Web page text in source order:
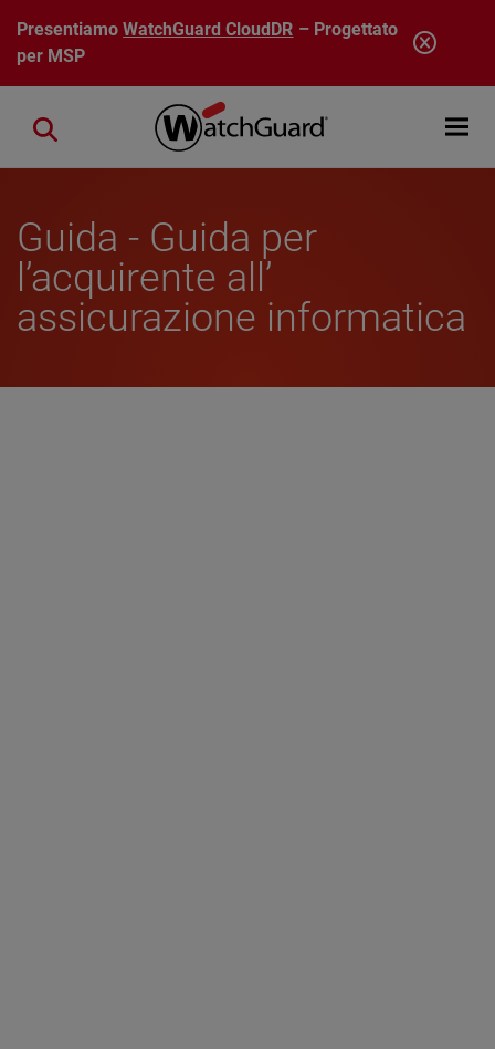
Salta al contenuto principale
PresentiamoWatchGuard CloudDR – Progettato
per MSP
Open
Close search
Guida - Guida per
l’acquirente all’
assicurazione informatica